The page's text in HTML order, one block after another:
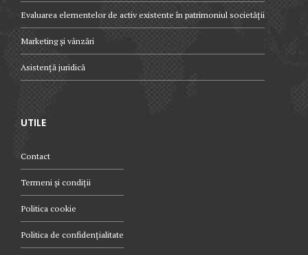
Evaluarea elementelor de activ existente în patrimoniul societății
Marketing și vânzări
Asistență juridică
UTILE
Contact
Termeni și condiții
Politica cookie
Politica de confidențialitate